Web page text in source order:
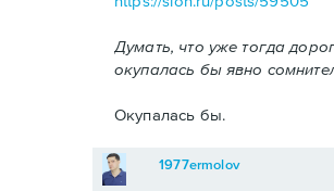
Думать, что уже тогда
окупалась бы явно
Окупалась бы.
1977ermolov